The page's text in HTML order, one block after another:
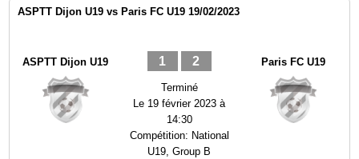
ASPTT Dijon U19 vs Paris FC U19 19/02/2023
ASPTT Dijon U19 1 2
Terminé
Le 19 février 2023 à
14:30
Compétition: National
U19, Group B
Paris FC U19